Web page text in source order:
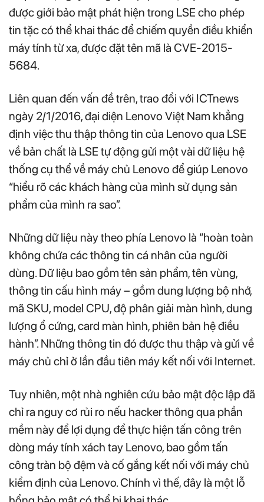
được giới bảo mật phát hiện trong LSE cho phép
tin tặc có thể khai thác để chiếm quyền điều khiển
máy tính từ xa, được đặt tên mã là CVE-2015-
5684.
Liên quan đến vấn đề trên, trao đổi với ICTnews
ngày 2/1/2016, đại diện Lenovo Việt Nam khẳng
định việc thu thập thông tin của Lenovo qua LSE
về bản chất là LSE tự động gửi một vài dữ liệu hệ
thống cụ thể về máy chủ Lenovo để giúp Lenovo
“hiểu rõ các khách hàng của mình sử dụng sản
phẩm của mình ra sao”.
Những dữ liệu này theo phía Lenovo là “hoàn toàn
không chứa các thông tin cá nhân của người
dùng. Dữ liệu bao gồm tên sản phẩm, tên vùng,
thông tin cấu hình máy – gồm dung lượng bộ nhớ,
mã SKU, model CPU, độ phân giải màn hình, dung
lượng ổ cứng, card màn hình, phiên bản hệ điều
hành”. Những thông tin đó được thu thập và gửi về
máy chủ chỉ ở lần đầu tiên máy kết nối với Internet.
Tuy nhiên, một nhà nghiên cứu bảo mật độc lập đã
chỉ ra nguy cơ rủi ro nếu hacker thông qua phần
mềm này để lợi dụng để thực hiện tấn công trên
dòng máy tính xách tay Lenovo, bao gồm tấn
công tràn bộ đệm và cố gắng kết nối với máy chủ
kiểm định của Lenovo. Chính vì thế, đây là một lỗ